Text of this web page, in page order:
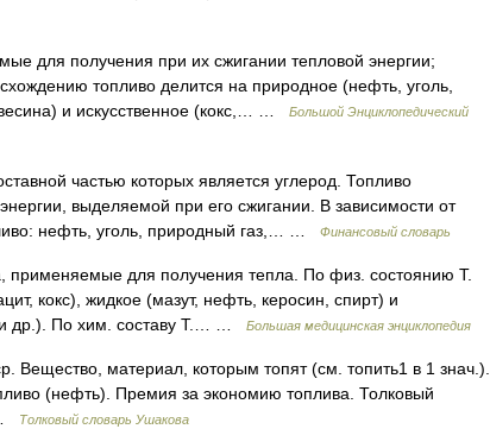
для получения при их сжигании тепловой энергии;
топливо делится на природное (нефть, уголь,
и искусственное (кокс,… …
Большой Энциклопедический
частью которых является углерод. Топливо
выделяемой при его сжигании. В зависимости от
нефть, уголь, природный газ,… …
Финансовый словарь
для получения тепла. По физ. состоянию Т.
кокс), жидкое (мазут, нефть, керосин, спирт) и
и др.). По хим. составу Т.… …
Большая медицинская энциклопедия
материал, которым топят (см. топить1 в 1 знач.).
(нефть). Премия за экономию топлива. Толковый
Толковый словарь Ушакова